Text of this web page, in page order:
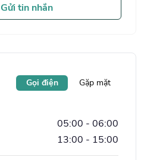
Gửi tin nhắn
Gọi điện Gặp mặt
05:00 - 06:00
13:00 - 15:00